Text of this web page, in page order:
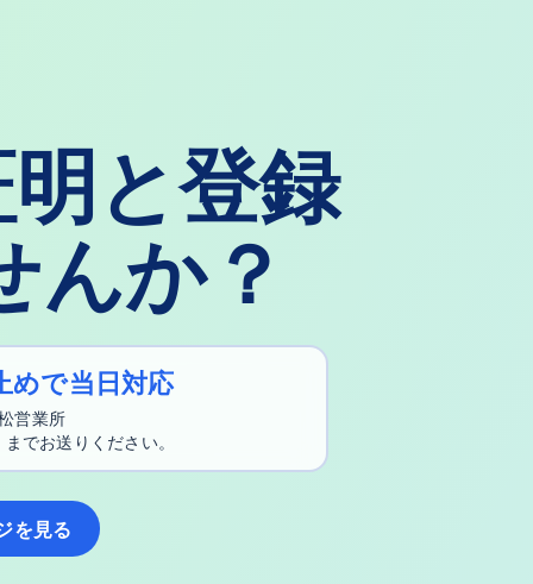
と登録
んか？
めで当日対応
営業所
でお送りください。
を見る